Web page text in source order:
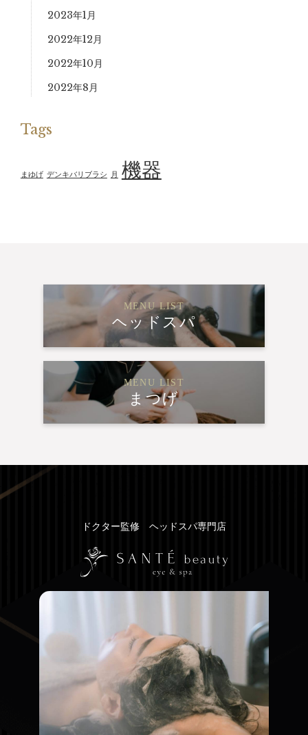
2023年1月
2022年12月
2022年10月
2022年8月
Tags
まゆげ デンキバリブラシ 月 機器
MENU LIST
ヘッドスパ
MENU LIST
まつげ
ドクター監修 ヘッドスパ専門店